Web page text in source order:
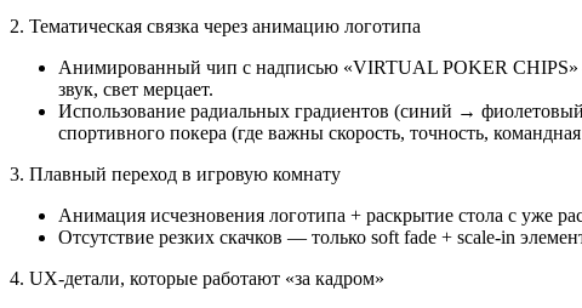
2. Тематическая связка через анимацию логотипа
Анимированный чип с надписью «VIRTUAL POKER CHIPS» —
звук, свет мерцает.
Использование радиальных градиентов (синий →
спортивного покера (где важны скорость, точность,
3. Плавный переход в игровую комнату
Анимация исчезновения логотипа + раскрытие стола с уже
Отсутствие резких скачков — только soft fade + scale-in
4. UX-детали, которые работают «за кадром»